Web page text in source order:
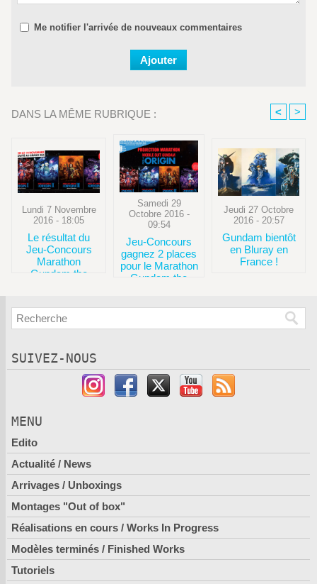
Me notifier l'arrivée de nouveaux commentaires
DANS LA MÊME RUBRIQUE : < >
Lundi 7 Novembre
2016 - 18:05
Le résultat du
Jeu-Concours
Marathon
Gundam the
Samedi 29
Octobre 2016 -
09:54
Jeu-Concours
gagnez 2 places
pour le Marathon
Gundam the
Jeudi 27 Octobre
2016 - 20:57
Gundam bientôt
en Bluray en
France !
SUIVEZ-NOUS
MENU
Edito
Actualité / News
Arrivages / Unboxings
Montages "Out of box"
Réalisations en cours / Works In Progress
Modèles terminés / Finished Works
Tutoriels